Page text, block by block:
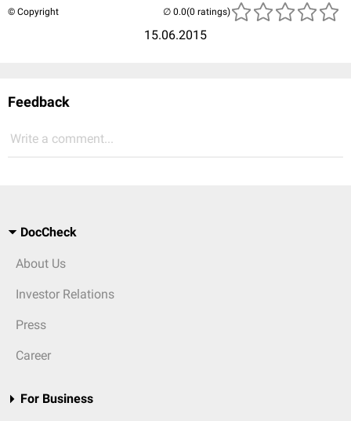
© Copyright
15.06.2015
(0 ratings)
Feedback
Write a comment...
DocCheck
About Us
Investor Relations
Press
Career
For Business